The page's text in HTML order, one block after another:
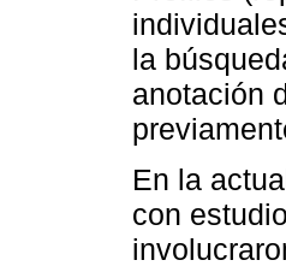
la
anotación
En la
con